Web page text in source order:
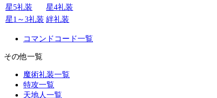
星5礼装
星4礼装
星1～3礼装 絆礼装
コマンドコード一覧
その他一覧
魔術礼装一覧
特攻一覧
天地人一覧